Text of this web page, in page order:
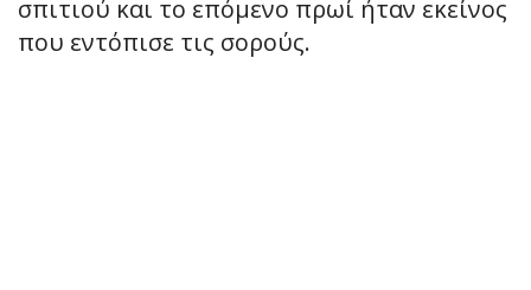
σπιτιού και το επόμενο πρωί ήταν εκείνος
που εντόπισε τις σορούς.